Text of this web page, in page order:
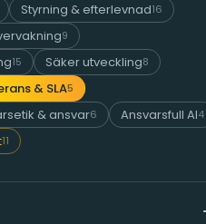
Styrning & efterlevnad16
9
15 Säker utveckling8
& SLA5
& ansvar6 Ansvarsfull AI4
11